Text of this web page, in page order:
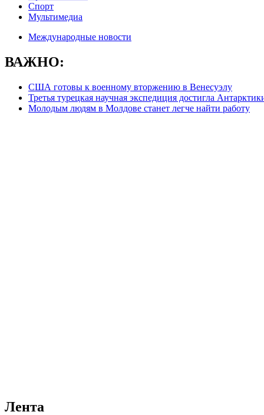
Спорт
Мультимедиа
Международные новости
ВАЖНО:
США готовы к военному вторжению в Венесуэлу
Третья турецкая научная экспедиция достигла
Молодым людям в Молдове станет легче найти работу
Лента